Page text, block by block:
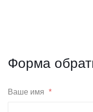
Форма
Ваше имя *